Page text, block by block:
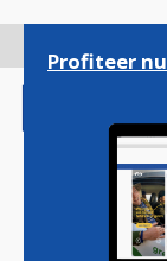
gaan
Profiteer